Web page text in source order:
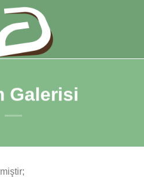
Galerisi